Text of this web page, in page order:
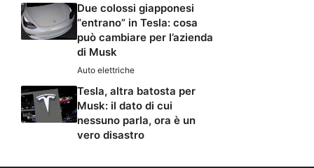
Due colossi giapponesi
“entrano” in Tesla: cosa
può cambiare per l’azienda
di Musk
Auto elettriche
Tesla, altra batosta per
Musk: il dato di cui
nessuno parla, ora è un
vero disastro